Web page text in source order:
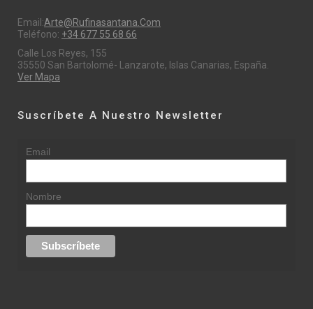
Email:Arte@rufinasantana.com
Teléfono: +34 677 55 68 66
Calle Los Reyes, 155
35550 San Bartolomé- Lanzarote, Islas Canarias, España.
Ver Mapa
Suscríbete A Nuestro Newsletter
Email
Nombre